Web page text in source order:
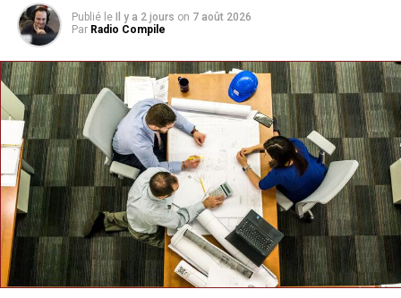
TAGS FEATURED INFOS HANNUT
SUIVANT
Une formidable histoire: la Hannutoise Florence De Cock
remporte les 20 km de Bruxelles
NE MANQUEZ PAS
Vous allez pouvoir récolter vos légumes dans deux
champs de Geer
Publié le Il y a 2 jours on 7 août 2026
Par Radio Compile